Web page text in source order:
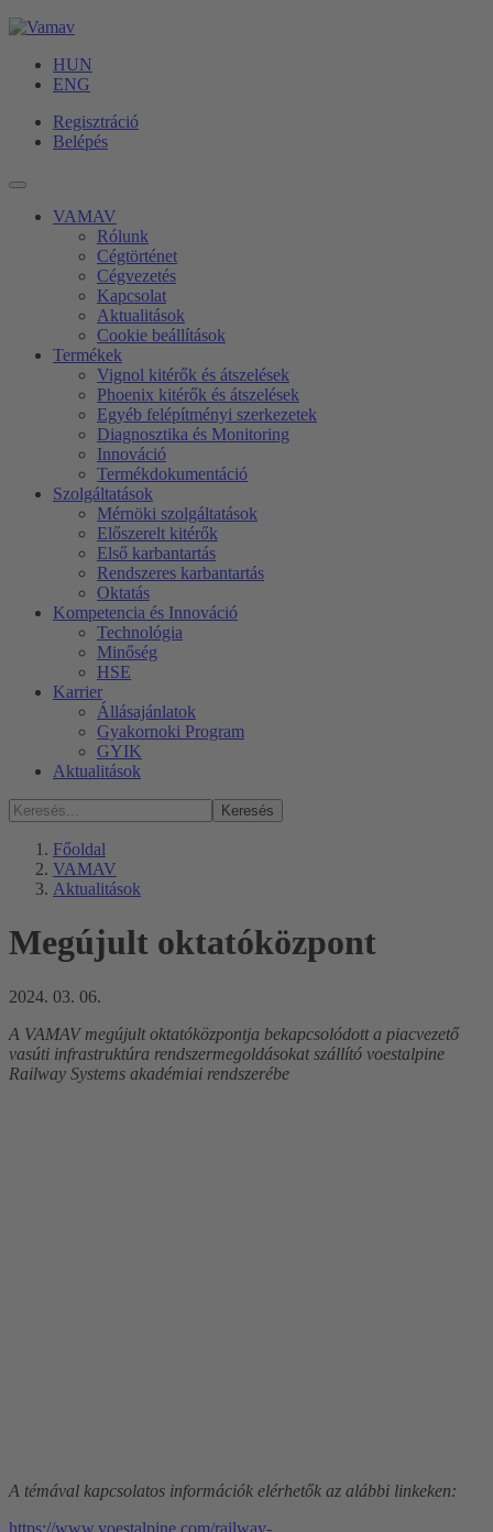
HUN
ENG
Regisztráció
Belépés
VAMAV
Rólunk
Cégtörténet
Cégvezetés
Kapcsolat
Aktualitások
Cookie beállítások
Termékek
Vignol kitérők és átszelések
Phoenix kitérők és átszelések
Egyéb felépítményi szerkezetek
Diagnosztika és Monitoring
Innováció
Termékdokumentáció
Szolgáltatások
Mérnöki szolgáltatások
Előszerelt kitérők
Első karbantartás
Rendszeres karbantartás
Oktatás
Kompetencia és Innováció
Technológia
Minőség
HSE
Karrier
Állásajánlatok
Gyakornoki Program
GYIK
Aktualitások
Keresés
Főoldal
VAMAV
Aktualitások
Megújult oktatóközpont
2024. 03. 06.
A VAMAV megújult oktatóközpontja bekapcsolódott a piacvezető
vasúti infrastruktúra rendszermegoldásokat szállító voestalpine
Railway Systems akadémiai rendszerébe
A témával kapcsolatos információk elérhetők az alábbi linkeken:
https://www.voestalpine.com/railway-